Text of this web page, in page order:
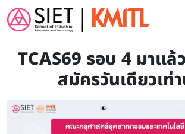
Skip to main content
TCAS69 รอบ 4 มาแล้
สมัครวันเดียวเท่